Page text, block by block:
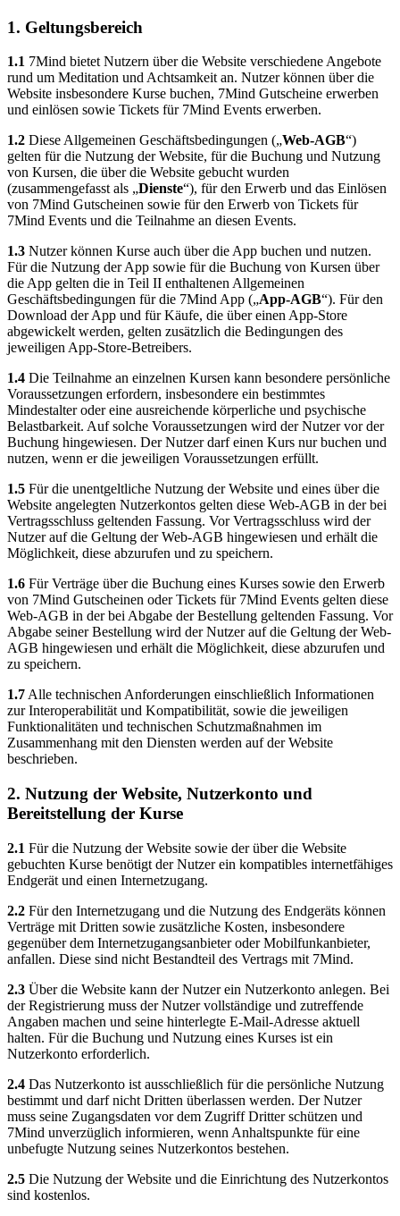
1. Geltungsbereich
1.1 7Mind bietet Nutzern über die Website verschiedene Angebote
rund um Meditation und Achtsamkeit an. Nutzer können über die
Website insbesondere Kurse buchen, 7Mind Gutscheine erwerben
und einlösen sowie Tickets für 7Mind Events erwerben.
1.2 Diese Allgemeinen Geschäftsbedingungen („Web-AGB“)
gelten für die Nutzung der Website, für die Buchung und Nutzung
von Kursen, die über die Website gebucht wurden
(zusammengefasst als „Dienste“), für den Erwerb und das Einlösen
von 7Mind Gutscheinen sowie für den Erwerb von Tickets für
7Mind Events und die Teilnahme an diesen Events.
1.3 Nutzer können Kurse auch über die App buchen und nutzen.
Für die Nutzung der App sowie für die Buchung von Kursen über
die App gelten die in Teil II enthaltenen Allgemeinen
Geschäftsbedingungen für die 7Mind App („App-AGB“). Für den
Download der App und für Käufe, die über einen App-Store
abgewickelt werden, gelten zusätzlich die Bedingungen des
jeweiligen App-Store-Betreibers.
1.4 Die Teilnahme an einzelnen Kursen kann besondere persönliche
Voraussetzungen erfordern, insbesondere ein bestimmtes
Mindestalter oder eine ausreichende körperliche und psychische
Belastbarkeit. Auf solche Voraussetzungen wird der Nutzer vor der
Buchung hingewiesen. Der Nutzer darf einen Kurs nur buchen und
nutzen, wenn er die jeweiligen Voraussetzungen erfüllt.
1.5 Für die unentgeltliche Nutzung der Website und eines über die
Website angelegten Nutzerkontos gelten diese Web-AGB in der bei
Vertragsschluss geltenden Fassung. Vor Vertragsschluss wird der
Nutzer auf die Geltung der Web-AGB hingewiesen und erhält die
Möglichkeit, diese abzurufen und zu speichern.
1.6 Für Verträge über die Buchung eines Kurses sowie den Erwerb
von 7Mind Gutscheinen oder Tickets für 7Mind Events gelten diese
Web-AGB in der bei Abgabe der Bestellung geltenden Fassung. Vor
Abgabe seiner Bestellung wird der Nutzer auf die Geltung der Web-
AGB hingewiesen und erhält die Möglichkeit, diese abzurufen und
zu speichern.
1.7Alle technischen Anforderungen einschließlich Informationen
zur Interoperabilität und Kompatibilität, sowie die jeweiligen
Funktionalitäten und technischen Schutzmaßnahmen im
Zusammenhang mit den Diensten werden auf der Website
beschrieben.
2. Nutzung der Website, Nutzerkonto und
Bereitstellung der Kurse
2.1 Für die Nutzung der Website sowie der über die Website
gebuchten Kurse benötigt der Nutzer ein kompatibles internetfähiges
Endgerät und einen Internetzugang.
2.2 Für den Internetzugang und die Nutzung des Endgeräts können
Verträge mit Dritten sowie zusätzliche Kosten, insbesondere
gegenüber dem Internetzugangsanbieter oder Mobilfunkanbieter,
anfallen. Diese sind nicht Bestandteil des Vertrags mit 7Mind.
2.3 Über die Website kann der Nutzer ein Nutzerkonto anlegen. Bei
der Registrierung muss der Nutzer vollständige und zutreffende
Angaben machen und seine hinterlegte E-Mail-Adresse aktuell
halten. Für die Buchung und Nutzung eines Kurses ist ein
Nutzerkonto erforderlich.
2.4 Das Nutzerkonto ist ausschließlich für die persönliche Nutzung
bestimmt und darf nicht Dritten überlassen werden. Der Nutzer
muss seine Zugangsdaten vor dem Zugriff Dritter schützen und
7Mind unverzüglich informieren, wenn Anhaltspunkte für eine
unbefugte Nutzung seines Nutzerkontos bestehen.
2.5 Die Nutzung der Website und die Einrichtung des Nutzerkontos
sind kostenlos.